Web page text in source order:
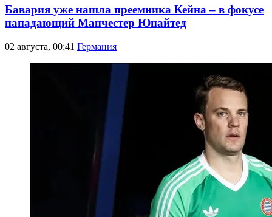
Бавария уже нашла преемника Кейна – в фокусе
нападающий Манчестер Юнайтед
02 августа, 00:41 Германия